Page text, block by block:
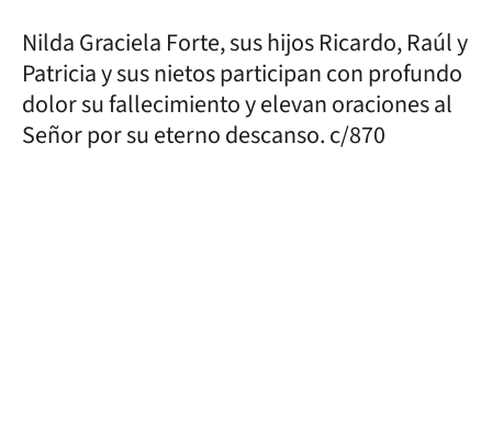
Nilda Graciela Forte, sus hijos Ricardo, Raúl y
Patricia y sus nietos participan con profundo
dolor su fallecimiento y elevan oraciones al
Señor por su eterno descanso. c/870